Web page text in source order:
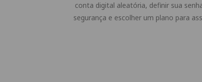
conta digital aleatória, definir sua
segurança e escolher um plano para